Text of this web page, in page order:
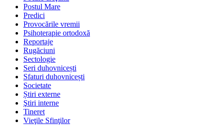
Postul Mare
Predici
Provocările vremii
Psihoterapie ortodoxă
Reportaje
Rugăciuni
Sectologie
Seri duhovnicești
Sfaturi duhovnicești
Societate
Știri externe
Ştiri interne
Tineret
Vieţile Sfinţilor